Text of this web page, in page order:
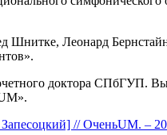
Шнитке, Леонард
доктора СПбГУП.
Запесоцкий] // ОченьUM. –